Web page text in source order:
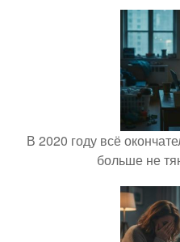
В 2020 году всё
больше не